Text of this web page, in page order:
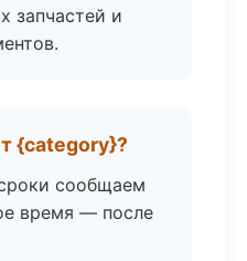
запчастей и
{category}?
сообщаем
время — после